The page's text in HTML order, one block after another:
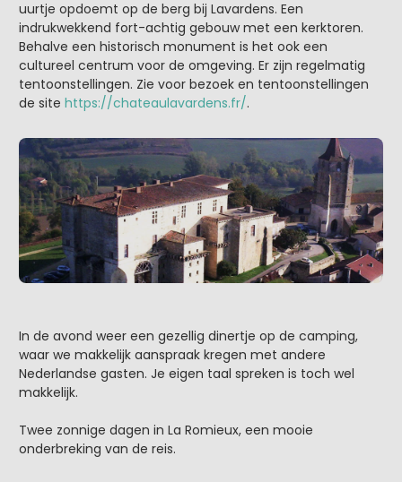
uurtje opdoemt op de berg bij Lavardens. Een
indrukwekkend fort-achtig gebouw met een kerktoren.
Behalve een historisch monument is het ook een
cultureel centrum voor de omgeving. Er zijn regelmatig
tentoonstellingen. Zie voor bezoek en tentoonstellingen
de site https://chateaulavardens.fr/.
In de avond weer een gezellig dinertje op de camping,
waar we makkelijk aanspraak kregen met andere
Nederlandse gasten. Je eigen taal spreken is toch wel
makkelijk.
Twee zonnige dagen in La Romieux, een mooie
onderbreking van de reis.